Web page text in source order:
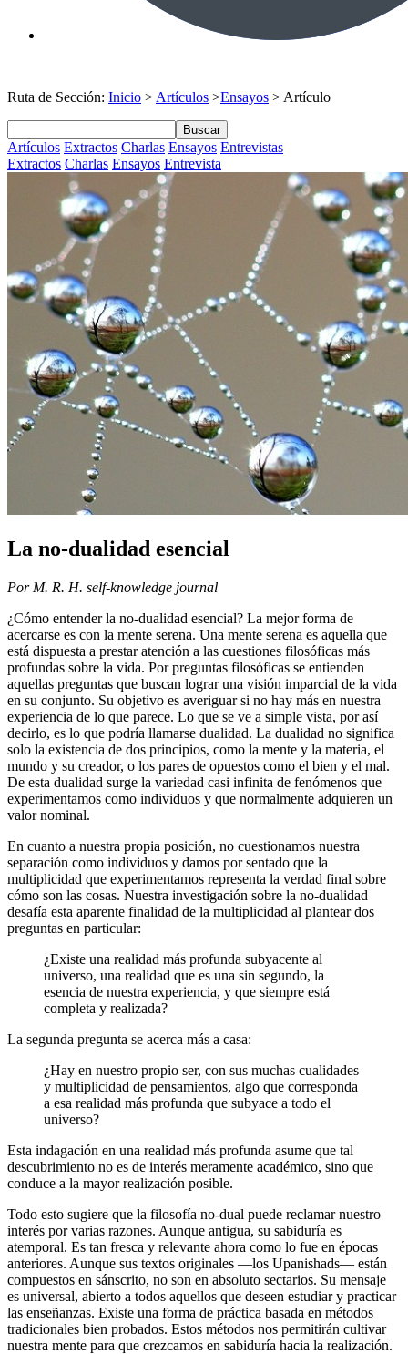
Ruta de Sección: Inicio > Artículos >Ensayos > Artículo
Buscar
Artículos Extractos Charlas Ensayos Entrevistas
Extractos Charlas Ensayos Entrevista
La no-dualidad esencial
Por M. R. H. self-knowledge journal
¿Cómo entender la no-dualidad esencial? La mejor forma de
acercarse es con la mente serena. Una mente serena es aquella que
está dispuesta a prestar atención a las cuestiones filosóficas más
profundas sobre la vida. Por preguntas filosóficas se entienden
aquellas preguntas que buscan lograr una visión imparcial de la vida
en su conjunto. Su objetivo es averiguar si no hay más en nuestra
experiencia de lo que parece. Lo que se ve a simple vista, por así
decirlo, es lo que podría llamarse dualidad. La dualidad no significa
solo la existencia de dos principios, como la mente y la materia, el
mundo y su creador, o los pares de opuestos como el bien y el mal.
De esta dualidad surge la variedad casi infinita de fenómenos que
experimentamos como individuos y que normalmente adquieren un
valor nominal.
En cuanto a nuestra propia posición, no cuestionamos nuestra
separación como individuos y damos por sentado que la
multiplicidad que experimentamos representa la verdad final sobre
cómo son las cosas. Nuestra investigación sobre la no-dualidad
desafía esta aparente finalidad de la multiplicidad al plantear dos
preguntas en particular:
¿Existe una realidad más profunda subyacente al
universo, una realidad que es una sin segundo, la
esencia de nuestra experiencia, y que siempre está
completa y realizada?
La segunda pregunta se acerca más a casa:
¿Hay en nuestro propio ser, con sus muchas cualidades
y multiplicidad de pensamientos, algo que corresponda
a esa realidad más profunda que subyace a todo el
universo?
Esta indagación en una realidad más profunda asume que tal
descubrimiento no es de interés meramente académico, sino que
conduce a la mayor realización posible.
Todo esto sugiere que la filosofía no-dual puede reclamar nuestro
interés por varias razones. Aunque antigua, su sabiduría es
atemporal. Es tan fresca y relevante ahora como lo fue en épocas
anteriores. Aunque sus textos originales ―los Upanishads― están
compuestos en sánscrito, no son en absoluto sectarios. Su mensaje
es universal, abierto a todos aquellos que deseen estudiar y practicar
las enseñanzas. Existe una forma de práctica basada en métodos
tradicionales bien probados. Estos métodos nos permitirán cultivar
nuestra mente para que crezcamos en sabiduría hacia la realización.